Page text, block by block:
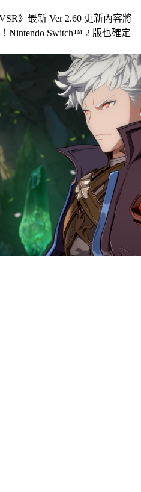
》最新 Ver 2.60 更新內容將
Nintendo Switch™ 2 版也確定